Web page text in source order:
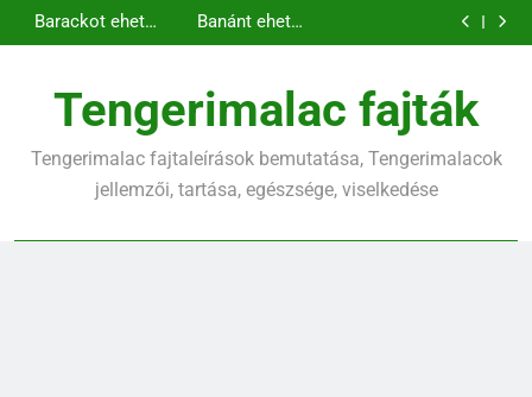
Ugrás
a
amit tudnod kell
tengerimalac
nyúl együtt
Barackot ehet a
tengerimalac?
Banánt ehet a
tengerimalac?
Kopasz
amit tudnod kell
Tengerimalac fajták
Tengerimalac fajtaleírások bemutatása, Tengerimalacok
jellemzői, tartása, egészsége, viselkedése